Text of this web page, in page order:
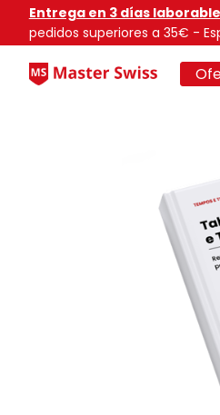
Entrega en 3 días
pedidos superiores a 35€ -